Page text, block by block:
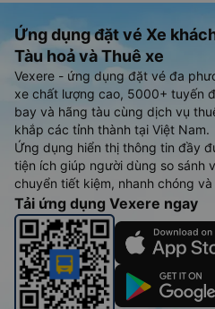
Ứng dụng đặt vé Xe
Tàu hoả và Thuê xe
Vexere - ứng dụng đặt vé đa
xe chất lượng cao, 5000+ tuyến
bay và hãng tàu cùng dịch vụ
khắp các tỉnh thành tại Việt Nam.
Ứng dụng hiển thị thông tin đầy
tiện ích giúp người dùng so sánh
chuyển tiết kiệm, nhanh chóng
Tải ứng dụng Vexere ngay